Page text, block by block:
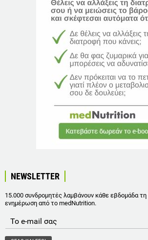
NEWSLETTER
15.000 συνδρομητές λαμβάνουν κάθε εβδομάδα τη
ενημέρωση από το medNutrition.